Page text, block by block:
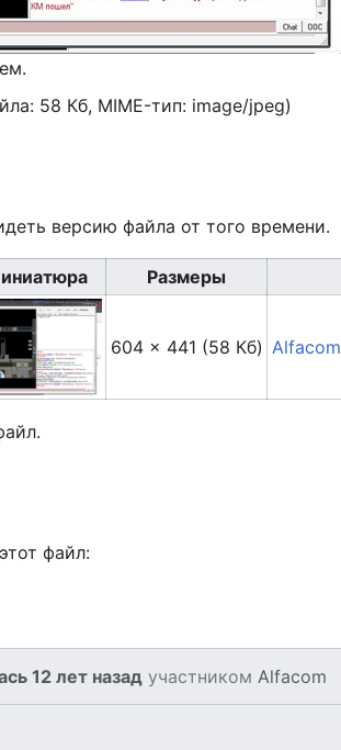
58 Кб, MIME-тип: image/jpeg)
версию файла от того времени.
Размеры
604 × 441 (58 Кб) Alfacom
файл:
12 лет назад участникомAlfacom